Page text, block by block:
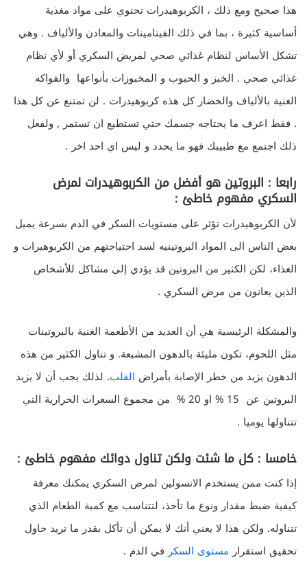
هذا صحيح ومع ذلك ، الكربوهيدرات تحتوي على مواد مغذية
أساسية كثيرة ، بما في ذلك الفيتامينات والمعادن والألياف . وهي
تشكل الأساس لنظام غذائي صحي لمريض السكري أو لأي نظام
غذائي صحي . الخبز و الحبوب و المخبوزات بأنواعها والفواكه
الغنية بالألياف والخضار كل هذه كربوهيدرات . لن تمتنع عن كل هذا
. فقط اعرف ما يحتاجه جسمك حتي تستطيع ان تستمر , ولفعل
ذلك اجتمع مع طبيبك فهو ما يحدد و ليس اي احد اخر .
رابعا : البروتين هو أفضل من الكربوهيدرات لمرض
السكري مفهوم خاطئ :
لأن الكربوهيدرات تؤثر على مستويات السكر في الدم بسرعة يميل
بعض الناس الى المواد البروتينيه لسد احتياجتهم من الكربوهيرات و
الغذاء، لكن الكثير من البروتين قد يؤدي إلى مشاكل للأشخاص
الذين يعانون من مرض السكري .
والمشكلة الرئيسية هي أن العديد من الأطعمة الغنية بالبروتينات
مثل اللحوم، تكون مليئة بالدهون المشبعة. و تناول الكثير من هذه
الدهون يزيد من خطر الإصابة بأمراض القلب. لذلك يجب أن لا يزيد
البروتين عن 15 % او 20 % من مجموع السعرات الحرارية التي
تتناولها يوميا .
خامسا : كل ما شئت ولكن تناول دوائك مفهوم خاطئ :
إذا كنت ممن يستخدم الانسولين لمرض السكري يمكنك معرفة
كيفية ضبط مقدار ونوع ما تأخذ، لتتناسب مع كمية الطعام الذي
تتناوله. ولكن هذا لا يعني أنك لا يمكن أن تأكل بقدر ما تريد حاول
تحقيق استقرارمستوى السكرفي الدم .